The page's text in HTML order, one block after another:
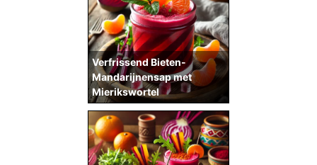
Verfrissend Bieten-
Mandarijnensap met
Mierikswortel